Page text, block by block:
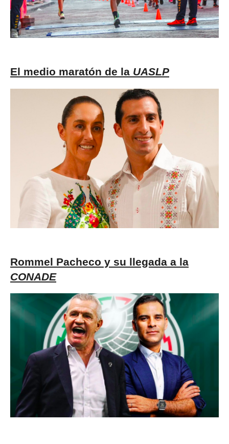
El medio maratón de la UASLP
Rommel Pacheco y su llegada a la
CONADE